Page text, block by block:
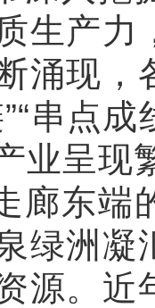
生产
涌现，
串点
业呈现
廊东端
绿洲
源。